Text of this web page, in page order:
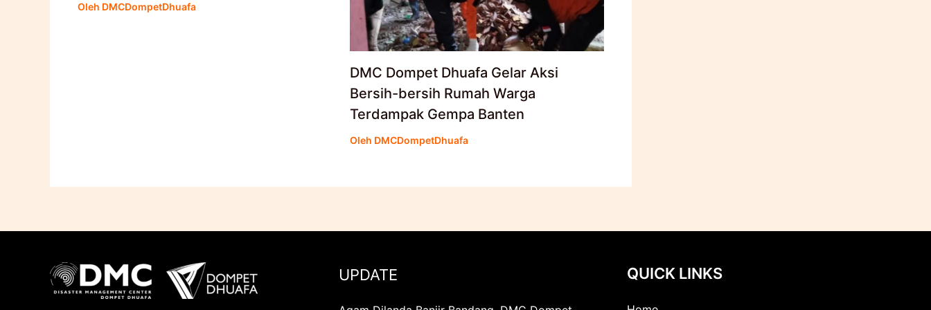
Oleh DMCDompetDhuafa
DMC Dompet Dhuafa Gelar Aksi
Bersih-bersih Rumah Warga
Terdampak Gempa Banten
Oleh DMCDompetDhuafa
UPDATE QUICK LINKS